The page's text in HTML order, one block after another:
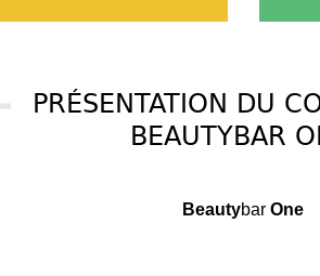
PRÉSENTATION DU
BEAUTYBAR
Beautybar One